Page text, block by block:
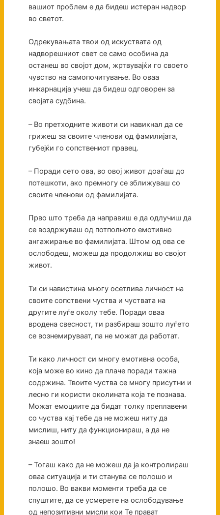
вашиот проблем е да бидеш истеран надвор
во светот.
Одрекувањата твои од искуствата од
надворешниот свет се само особина да
останеш во својот дом, жртвувајќи го своето
чувство на самопочитување. Во оваа
инкарнација учеш да бидеш одговорен за
својата судбина.
– Во претходните животи си навикнал да се
грижеш за своите членови од фамилијата,
губејќи го сопствениот правец.
– Поради сето ова, во овој живот доаѓаш до
потешкоти, ако премногу се зближуваш со
своите членови од фамилијата.
Прво што треба да направиш е да одлучиш да
се воздржуваш од потполното емотивно
ангажирање во фамилијата. Штом од ова се
ослободеш, можеш да продолжиш во својот
живот.
Ти си навистина многу осетлива личност на
своите сопствени чуства и чуствата на
другите луѓе околу тебе. Поради оваа
вродена свесност, ти разбираш зошто луѓето
се вознемируваат, па не можат да работат.
Ти како личност си многу емотивна особа,
која може во кино да плаче поради тажна
содржина. Твоите чуства се многу присутни и
лесно ги користи околината која те познава.
Можат емоциите да бидат толку преплавени
со чуства кај тебе да не можеш ниту да
мислиш, ниту да функционираш, а да не
знаеш зошто!
– Тогаш како да не можеш да ја контролираш
оваа ситуација и ти станува се полошо и
полошо. Во вакви моменти треба да се
спуштите, да се усмерете на ослободување
од непозитивни мисли кои Те прават